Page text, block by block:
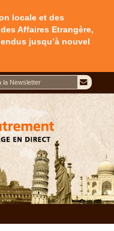
locale et des
Affaires Etrangère,
jusqu’à nouvel